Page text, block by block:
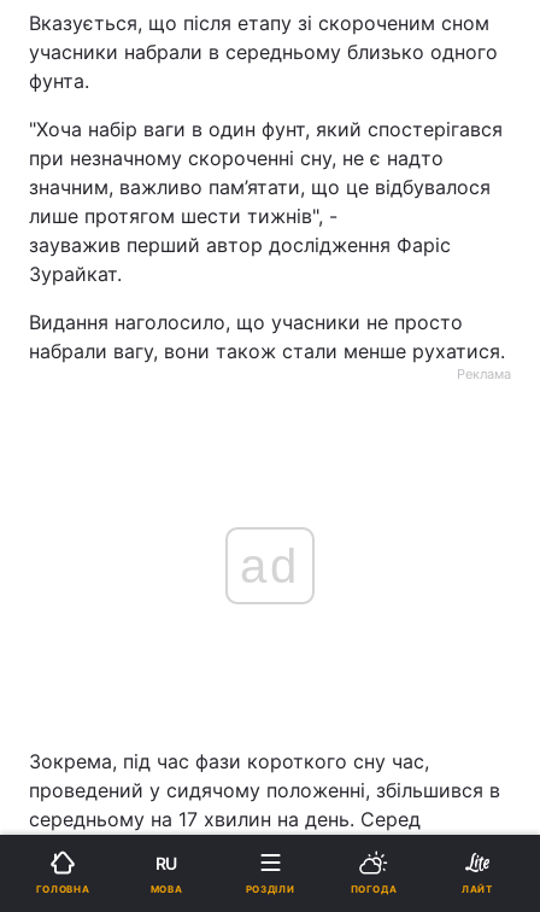
Вказується, що після етапу зі скороченим сном
учасники набрали в середньому близько одного
фунта.
"Хоча набір ваги в один фунт, який спостерігався
при незначному скороченні сну, не є надто
значним, важливо пам’ятати, що це відбувалося
лише протягом шести тижнів", -
зауважив перший автор дослідження Фаріс
Зурайкат.
Видання наголосило, що учасники не просто
набрали вагу, вони також стали менше рухатися.
Реклама
ad
Зокрема, під час фази короткого сну час,
проведений у сидячому положенні, збільшився в
середньому на 17 хвилин на день. Серед
чоловіків та жінок у постменопаузі цей показник
зріс майже на 30 хвилин на день.
ГОЛОВНА
RU
МОВА РОЗДІЛИ ПОГОДА ЛАЙТ